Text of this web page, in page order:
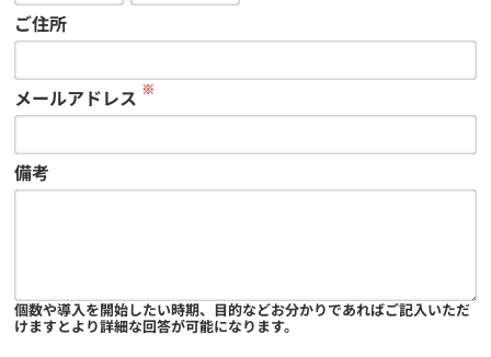
ご住所
メールアドレス ※
備考
個数や導入を開始したい時期、目的などお分かりであればご記入いただ
けますとより詳細な回答が可能になります。